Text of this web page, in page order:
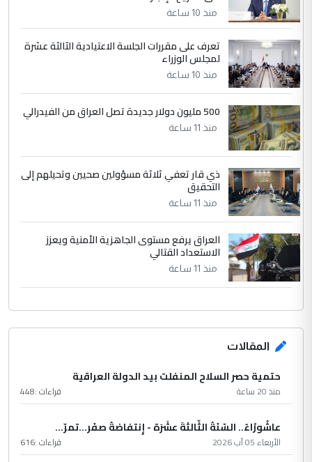
التعليق : تحياتي لك استاذ حامدتركان. كلام
دقيق ومسؤول؛ فالاستثمار الحقيقي للإنسان
الموضوع :
بين الإهمال واغتصاب الأرض.. بلاد
الرافدين تعاني الجفاف والتصحر!!
منذ 10 ساعة
تعرف على مقررات الجلسة الاعتيادية الثالثة عشرة
لمجلس الوزراء
منذ 10 ساعة
500 مليون دولار جديدة تصل العراق من الفيدرالي
منذ 11 ساعة
ذي قار تعفي ثلاثة مسؤولين صحيين وتحيلهم إلى
التحقيق
منذ 11 ساعة
العراق يرفع مستوى الجاهزية الأمنية ويعزز
الاستعداد القتالي
منذ 11 ساعة
المقالات
حتمية حصر السلاح المنفلت بيد الدولة العراقية
منذ 20 ساعة قراءات :448
عاشُورْاءُ.. السّنَةُ الثّالثةَ عشَرَة - إِنتفاضةُ صفَر…تمرّ...
الأربعاء 05 آب 2026 قراءات :616